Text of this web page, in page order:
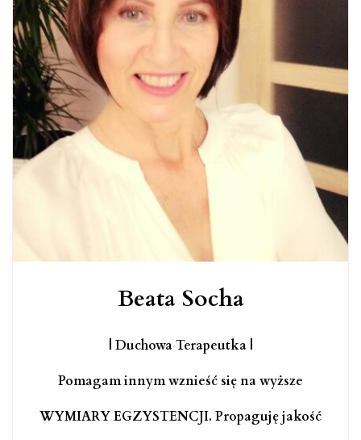
Beata Socha
| Duchowa Terapeutka |
Pomagam innym wznieść się na wyższe
WYMIARY EGZYSTENCJI. Propaguję jakość